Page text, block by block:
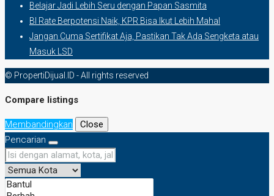
Belajar Jadi Lebih Seru dengan Papan Sasmita
BI Rate Berpotensi Naik, KPR Bisa Ikut Lebih Mahal
Jangan Cuma Sertifikat Aja, Pastikan Tak Ada Sengketa atau
Masuk LSD
© PropertiDijual.ID - All rights reserved
Compare listings
Membandingkan
Close
Pencarian